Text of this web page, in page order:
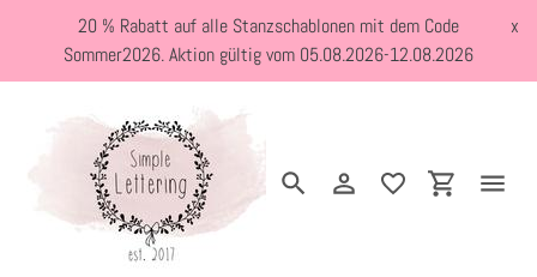
Inhalt
20 % Rabatt auf alle Stanzschablonen mit dem Code
Sommer2026. Aktion gültig vom 05.08.2026-12.08.2026
x
SuchenEinloggen